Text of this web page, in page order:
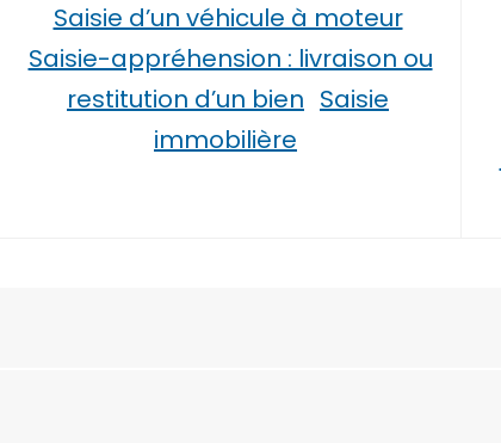
Saisie d’un véhicule à moteur
Saisie-appréhension : livraison ou
restitution d’un bien Saisie
immobilière